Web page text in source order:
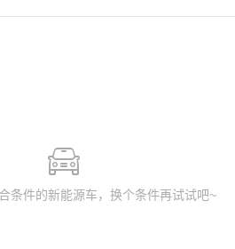
条件的新能源车，换个条件再试试吧~